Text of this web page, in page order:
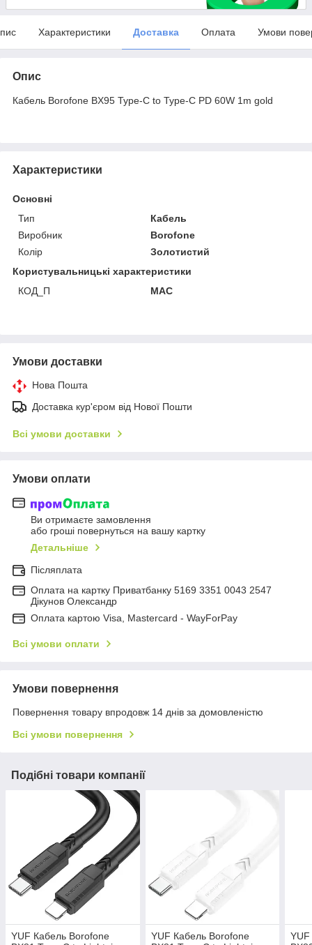
Характеристики Доставка Оплата Умови
Опис
Кабель Borofone BX95 Type-C to Type-C PD 60W 1m gold
Характеристики
Основні
Тип
Кабель
Виробник
Borofone
Колір
Золотистий
Користувальницькі характеристики
КОД_П
MAC
Умови доставки
Нова Пошта
Доставка кур'єром від Нової Пошти
Всі умови доставки
Умови оплати
Ви отримаєте замовлення
або гроші повернуться на вашу картку
Детальніше
Післяплата
Оплата на картку Приватбанку 5169 3351 0043 2547
Дікунов Олександр
Оплата картою Visa, Mastercard - WayForPay
Всі умови оплати
Умови повернення
Повернення товару впродовж 14 днів за домовленістю
Всі умови повернення
Подібні товари компанії
YUF Кабель Borofone
YUF Кабель Borofone